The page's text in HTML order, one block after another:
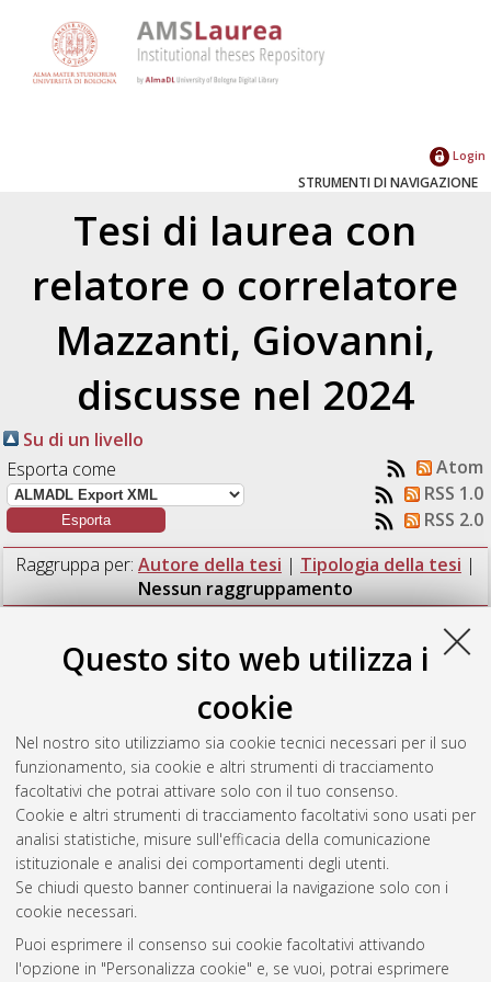
Questo sito web utilizza i
cookie
Nel nostro sito utilizziamo sia cookie tecnici necessari per il suo
funzionamento, sia cookie e altri strumenti di tracciamento
facoltativi che potrai attivare solo con il tuo consenso.
Cookie e altri strumenti di tracciamento facoltativi sono usati per
analisi statistiche, misure sull'efficacia della comunicazione
istituzionale e analisi dei comportamenti degli utenti.
Se chiudi questo banner continuerai la navigazione solo con i
cookie necessari.
Puoi esprimere il consenso sui cookie facoltativi attivando
l'opzione in "Personalizza cookie" e, se vuoi, potrai esprimere
Login
STRUMENTI DI NAVIGAZIONE
Tesi di laurea con
relatore o correlatore
Mazzanti, Giovanni,
discusse nel 2024
Su di un livello
Esporta come
Atom
RSS 1.0
RSS 2.0
Raggruppa per: Autore della tesi | Tipologia della tesi |
Nessun raggruppamento
Goswami, Vaishali
space charge characterization of hot-pressed polypropylene
Università di Bologna, Corso di Studio inIngegneria
dell’energia elettrica [LM-DM270], Documento full-text non
disponibile
Questa lista e' stata generata ilSat Aug 8 22:12:52 2026
CEST
Atom